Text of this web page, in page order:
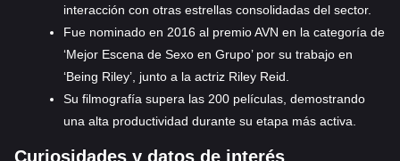
interacción con otras estrellas consolidadas del sector.
Fue nominado en 2016 al premio AVN en la categoría de
‘Mejor Escena de Sexo en Grupo’ por su trabajo en
‘Being Riley’, junto a la actriz Riley Reid.
Su filmografía supera las 200 películas, demostrando
una alta productividad durante su etapa más activa.
Curiosidades y datos de interés